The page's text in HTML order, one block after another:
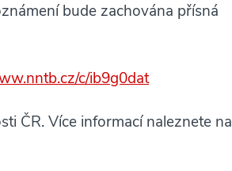
bude zachována přísná
c/ib9g0dat
ČR. Více informací naleznete na